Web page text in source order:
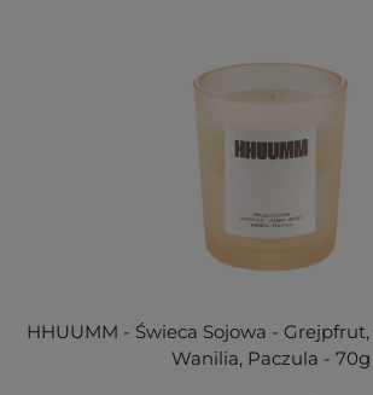
HHUUMM - Świeca Sojowa -
Wanilia, Paczula - 70g